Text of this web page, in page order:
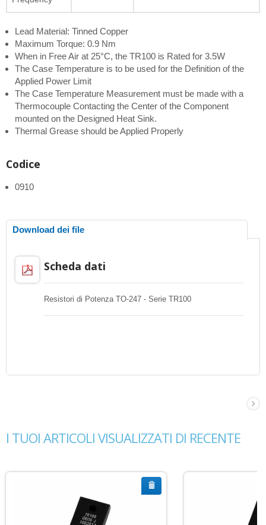
Lead Material: Tinned Copper
Maximum Torque: 0.9 Nm
When in Free Air at 25°C, the TR100 is Rated for 3.5W
The Case Temperature is to be used for the Definition of the
Applied Power Limit
The Case Temperature Measurement must be made with a
Thermocouple Contacting the Center of the Component
mounted on the Designed Heat Sink.
Thermal Grease should be Applied Properly
Codice
0910
Download dei file
Scheda dati
Resistori di Potenza TO-247 - Serie TR100
I TUOI ARTICOLI VISUALIZZATI DI RECENTE